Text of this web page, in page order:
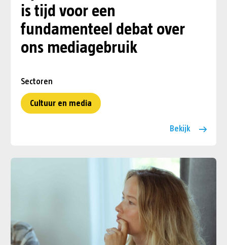
is tijd voor een
fundamenteel debat over
ons mediagebruik
Sectoren
Cultuur en media
Bekijk